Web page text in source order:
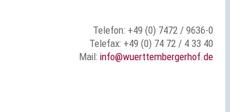
Telefon: +49 (0) 7472 / 9636-0
Telefax: +49 (0) 74 72 / 4 33 40
Mail: info@wuerttembergerhof.de